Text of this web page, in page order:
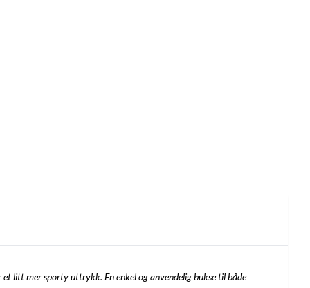
litt mer sporty uttrykk. En enkel og anvendelig bukse til både